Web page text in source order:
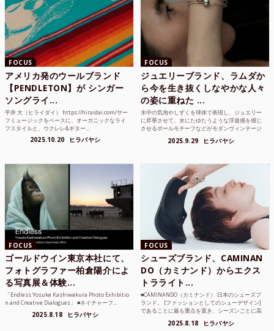
FOCUS
アメリカ発のウールブランド
【PENDLETON】が シンガー
ソングライ...
平井 大（ヒライダイ） https://hiraidai.com/サー
フミュージックをベースに、オーガニックなライ
フスタイルと、ウクレレ&ギター...
2025.10.20 ヒラバヤシ
FOCUS
ジュエリーブランド、ラムダか
ら今を生き抜くしなやかな人々
の姿に重ねた ...
水中の気泡やしずくを球体で表現し、ジュエリー
に昇華させて、水にたゆたうような浮遊感を感じ
させるボールモチーフなどがモダンヴィンテージ
2025.9.29 ヒラバヤシ
FOCUS
ゴールドウイン東京本社にて、
フォトグラファー柏倉陽介によ
る写真展＆体験...
「Endless Yosuke Kashiwakura Photo Exhibitio
n and Creative Dialogues」 ■ネイチャーフ...
2025.8.18 ヒラバヤシ
FOCUS
シューズブランド、CAMINAN
DO（カミナンド）からエクス
トラライト...
■CAMINANDO（カミナンド） 日本のシューズブ
ランド。 [ファッションとしてのシューデザイン]
であることに最も重点を置き、シーズンごとに高
2025.8.18 ヒラバヤシ